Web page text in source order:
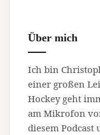
Über mich
Ich bin
einer großen
Hockey geht
am Mikrofon
diesem Podcast